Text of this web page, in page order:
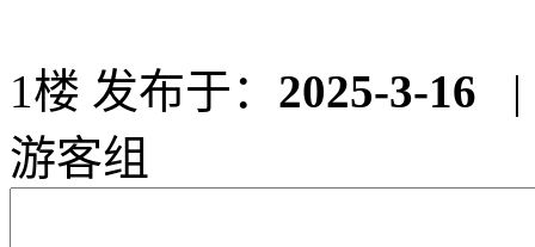
1楼 发布于： 2025-3-16
|
游客组